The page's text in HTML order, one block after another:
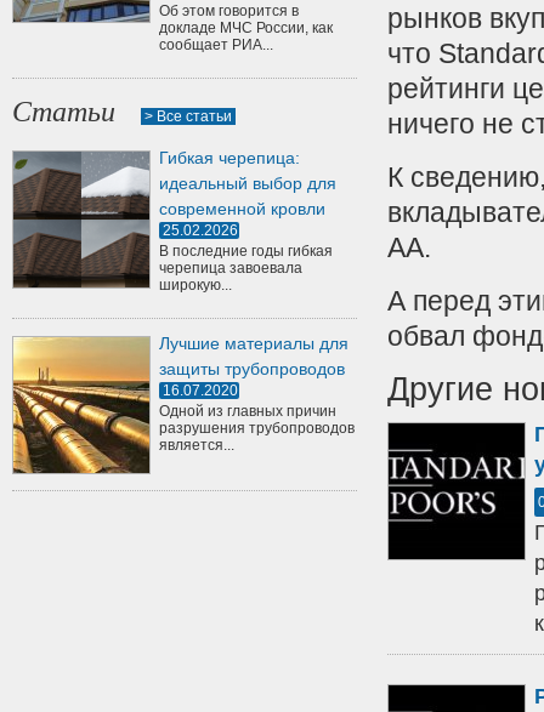
Об этом говорится в
докладе МЧС России, как
сообщает РИА...
Статьи > Все статьи
Гибкая черепица:
идеальный выбор для
современной кровли
25.02.2026
В последние годы гибкая
черепица завоевала
широкую...
Лучшие материалы для
защиты трубопроводов
16.07.2020
Одной из главных причин
разрушения трубопроводов
является...
рынков
что
рейтинги
ничего не
К
АА.
А перед
обвал
Другие